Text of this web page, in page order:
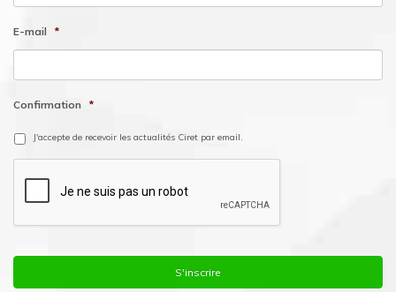
E-mail *
Confirmation *
J'accepte de recevoir les actualités Ciret par email.